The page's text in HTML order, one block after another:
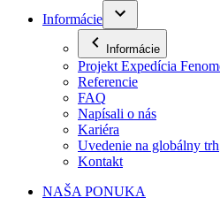
Informácie
Informácie
Projekt Expedícia
Referencie
FAQ
Napísali o nás
Kariéra
Uvedenie na globálny trh
Kontakt
NAŠA PONUKA